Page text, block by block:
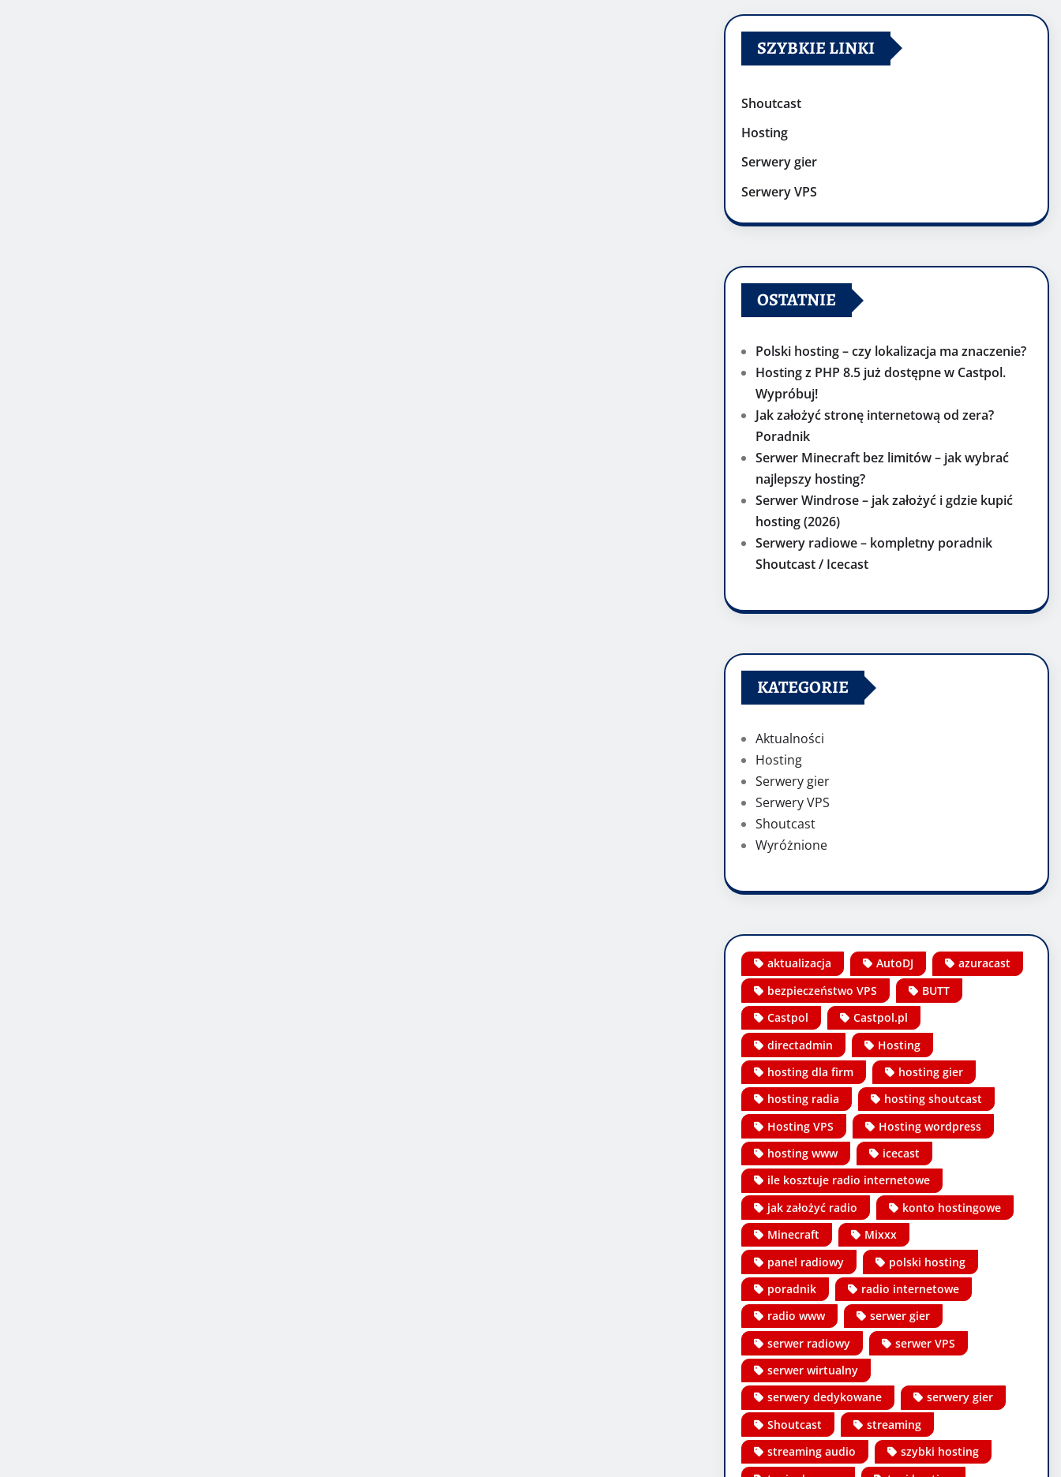
SZYBKIE LINKI
Shoutcast
Hosting
Serwery gier
Serwery VPS
OSTATNIE
Polski hosting – czy lokalizacja ma znaczenie?
Hosting z PHP 8.5 już dostępne w Castpol.
Wypróbuj!
Jak założyć stronę internetową od zera?
Poradnik
Serwer Minecraft bez limitów – jak wybrać
najlepszy hosting?
Serwer Windrose – jak założyć i gdzie kupić
hosting (2026)
Serwery radiowe – kompletny poradnik
Shoutcast / Icecast
KATEGORIE
Aktualności
Hosting
Serwery gier
Serwery VPS
Shoutcast
Wyróżnione
aktualizacja AutoDJ
azuracast
bezpieczeństwo VPS
BUTT
Castpol
Castpol.pl
directadmin
Hosting
hosting dla firm
hosting gier
hosting radia
hosting shoutcast
Hosting VPS
Hosting wordpress
hosting www
icecast
ile kosztuje radio internetowe
jak założyć radio
konto hostingowe
Minecraft
Mixxx
panel radiowy
polski hosting
poradnik
radio internetowe
radio www
serwer gier
serwer radiowy
serwer VPS
serwer wirtualny
serwery dedykowane
serwery gier
Shoutcast
streaming
streaming audio
szybki hosting